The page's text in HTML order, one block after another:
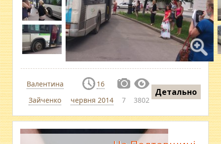
Валентина
Зайченко
16
червня 2014
7 3802
Детально